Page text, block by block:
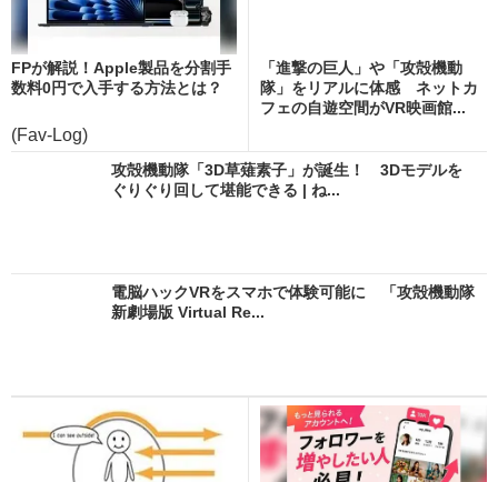
FPが解説！Apple製品を分割手
数料0円で入手する方法とは？
(Fav-Log)
「進撃の巨人」や「攻殻機動
隊」をリアルに体感 ネットカ
フェの自遊空間がVR映画館...
攻殻機動隊「3D草薙素子」が誕生！ 3Dモデルを
ぐりぐり回して堪能できる | ね...
電脳ハックVRをスマホで体験可能に 「攻殻機動隊
新劇場版 Virtual Re...